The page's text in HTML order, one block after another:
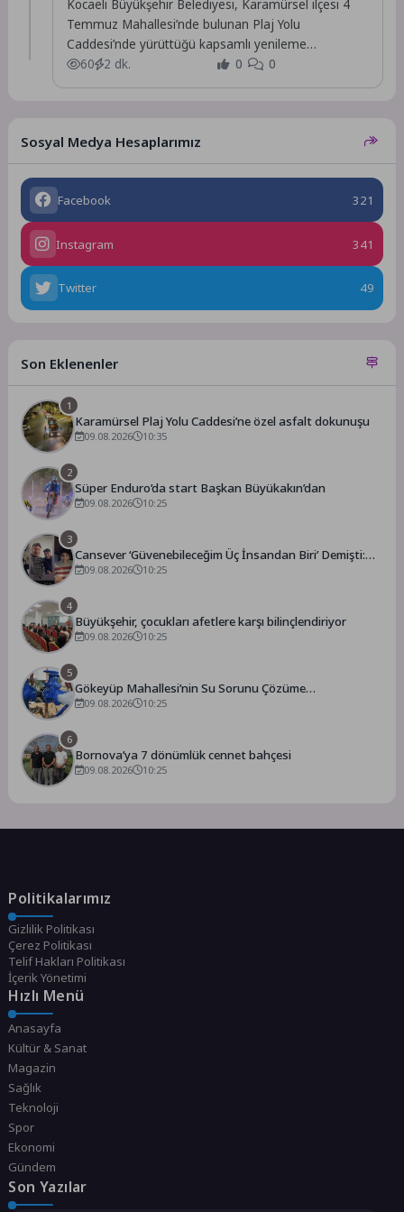
Kocaeli Büyükşehir Belediyesi, Karamürsel ilçesi 4
Temmuz Mahallesi’nde bulunan Plaj Yolu
Caddesi’nde yürüttüğü kapsamlı yenileme
çalışmalarını tamamladı.
60 2 dk. 0 0
Sosyal Medya Hesaplarımız
Facebook 321
Instagram 341
Twitter 49
Son Eklenenler
1
Karamürsel Plaj Yolu Caddesi’ne özel asfalt dokunuşu
09.08.2026 10:35
2
Süper Enduro’da start Başkan Büyükakın’dan
09.08.2026 10:25
3
Cansever ‘Güvenebileceğim Üç İnsandan Biri’ Demişti:
Mahmut Görgen’den Cansever’e Duygusal Veda
09.08.2026 10:25
4
Büyükşehir, çocukları afetlere karşı bilinçlendiriyor
09.08.2026 10:25
5
Gökeyüp Mahallesi’nin Su Sorunu Çözüme
Kavuşturuldu
09.08.2026 10:25
6
Bornova’ya 7 dönümlük cennet bahçesi
09.08.2026 10:25
Politikalarımız
Gizlilik Politikası
Çerez Politikası
Telif Hakları Politikası
İçerik Yönetimi
Hızlı Menü
Anasayfa
Kültür & Sanat
Magazin
Sağlık
Teknoloji
Spor
Ekonomi
Gündem
Son Yazılar